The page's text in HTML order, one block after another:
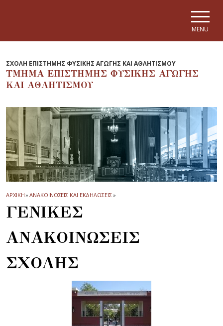
MENU
ΣΧΟΛΗ ΕΠΙΣΤΗΜΗΣ ΦΥΣΙΚΗΣ ΑΓΩΓΗΣ ΚΑΙ ΑΘΛΗΤΙΣΜΟΥ
ΤΜΗΜΑ ΕΠΙΣΤΗΜΗΣ ΦΥΣΙΚΗΣ ΑΓΩΓΗΣ
ΚΑΙ ΑΘΛΗΤΙΣΜΟΥ
ΑΡΧΙΚΗ» ΑΝΑΚΟΙΝΩΣΕΙΣ ΚΑΙ ΕΚΔΗΛΩΣΕΙΣ»
ΓΕΝΙΚΕΣ
ΑΝΑΚΟΙΝΩΣΕΙΣ
ΣΧΟΛΗΣ